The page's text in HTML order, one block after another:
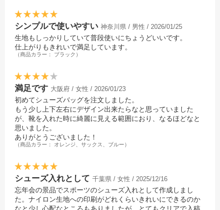
シンプルで使いやすい 神奈川県 / 男性 / 2026/01/25
生地もしっかりしていて普段使いにちょうどいいです。
仕上がりもきれいで満足しています。
（商品カラー： ブラック）
満足です 大阪府 / 女性 / 2026/01/23
初めてシューズバッグを注文しました。
もう少し上下左右にデザイン出来たらなと思っていました
が、靴を入れた時に綺麗に見える範囲におり、なるほどなと
思いました。
ありがとうございました！
（商品カラー： オレンジ、サックス、ブルー）
シューズ入れとして 千葉県 / 女性 / 2025/12/16
忘年会の景品でスポーツのシューズ入れとして作成しまし
た。ナイロン生地への印刷がどれくらいきれいにできるのか